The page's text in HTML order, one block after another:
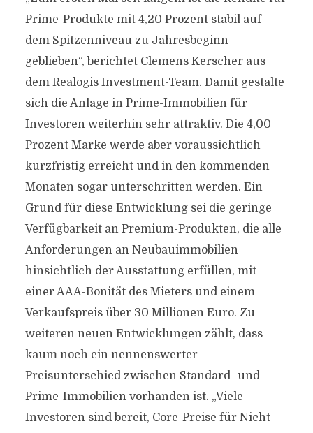
Prime-Produkte mit 4,20 Prozent stabil auf
dem Spitzenniveau zu Jahresbeginn
geblieben“, berichtet Clemens Kerscher aus
dem Realogis Investment-Team. Damit gestalte
sich die Anlage in Prime-Immobilien für
Investoren weiterhin sehr attraktiv. Die 4,00
Prozent Marke werde aber voraussichtlich
kurzfristig erreicht und in den kommenden
Monaten sogar unterschritten werden. Ein
Grund für diese Entwicklung sei die geringe
Verfügbarkeit an Premium-Produkten, die alle
Anforderungen an Neubauimmobilien
hinsichtlich der Ausstattung erfüllen, mit
einer AAA-Bonität des Mieters und einem
Verkaufspreis über 30 Millionen Euro. Zu
weiteren neuen Entwicklungen zählt, dass
kaum noch ein nennenswerter
Preisunterschied zwischen Standard- und
Prime-Immobilien vorhanden ist. „Viele
Investoren sind bereit, Core-Preise für Nicht-